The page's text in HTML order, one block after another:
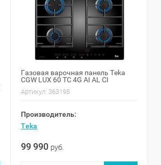
Газовая варочная панель Teka
CGW LUX 60 TC 4G AI AL CI
Артикул: 363198
Производитель:
Teka
99 990 руб.